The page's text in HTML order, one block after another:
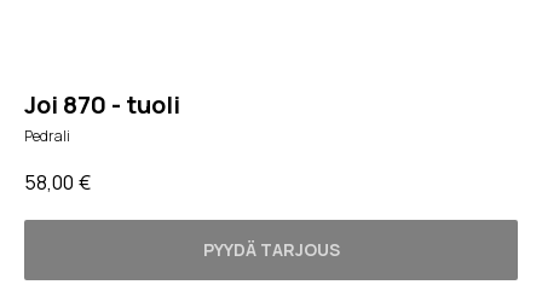
Joi 870 - tuoli
Pedrali
58,00 €
PYYDÄ TARJOUS